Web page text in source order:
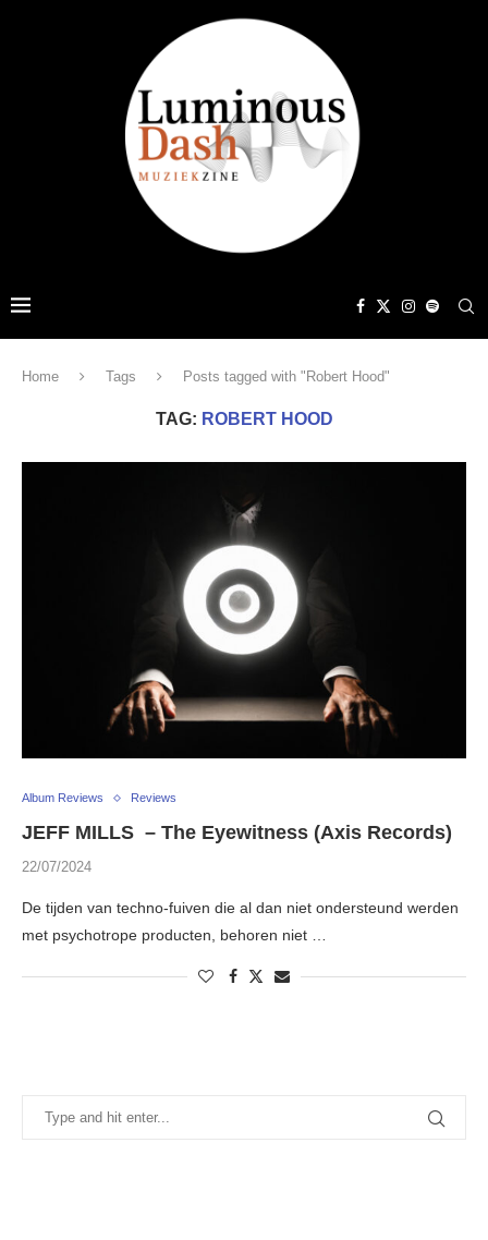
Home Tags Posts tagged with "Robert Hood"
TAG: ROBERT HOOD
Album Reviews Reviews
JEFF MILLS – The Eyewitness (Axis Records)
22/07/2024
De tijden van techno-fuiven die al dan niet ondersteund werden
met psychotrope producten, behoren niet …